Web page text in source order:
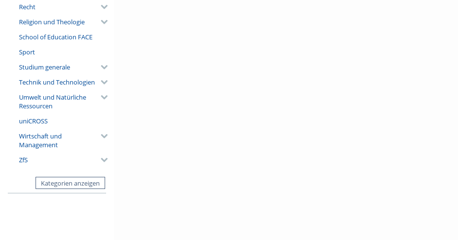
Recht
Religion und Theologie
School of Education FACE
Sport
Studium generale
Technik und Technologien
Umwelt und Natürliche
Ressourcen
uniCROSS
Wirtschaft und
Management
ZfS
Kategorien anzeigen